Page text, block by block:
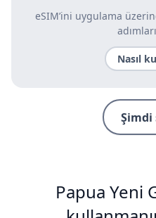
eSIM’ini uygulama
Nasıl
Şimdi
Papua Yeni